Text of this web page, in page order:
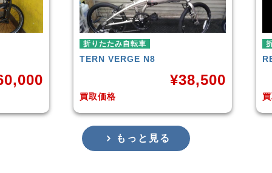
¥38,500
折りたたみ自転車
RENAULT LIGHT-8 AL-FDB140
買取価格
¥16,799
もっと見る